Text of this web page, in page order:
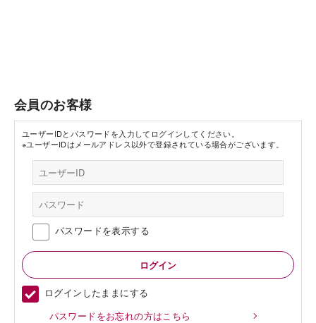
会員のお客様
ユーザーIDとパスワードを入力してログインしてください。
※ユーザーIDはメールアドレス以外で登録されている場合がございます。
パスワードを表示する
ログインしたままにする
パスワードをお忘れの方はこちら